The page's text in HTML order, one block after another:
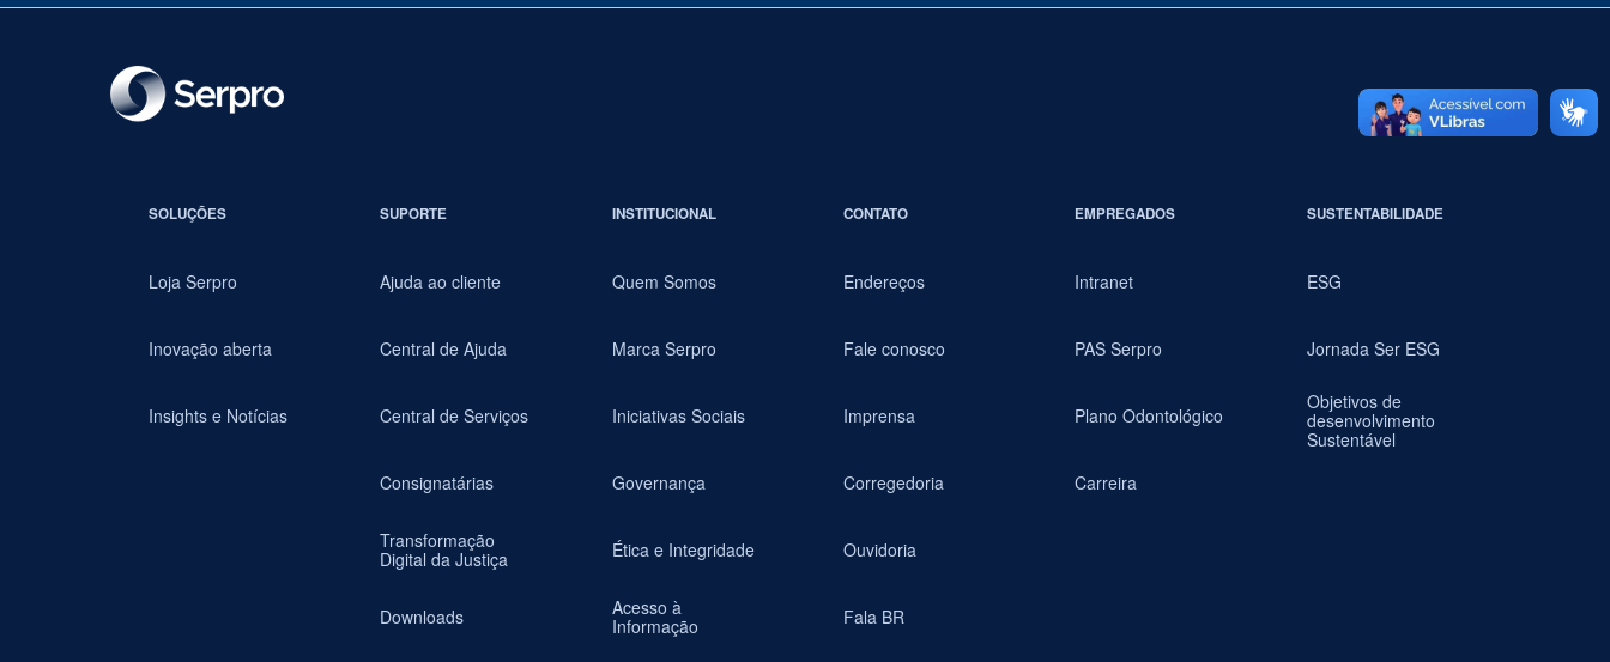
SOLUÇÕES
Loja Serpro
Inovação aberta
Insights e Notícias
SUPORTE
Ajuda ao cliente
Central de Ajuda
Central de Serviços
Consignatárias
Transformação
Digital da Justiça
Downloads
INSTITUCIONAL
Quem Somos
Marca Serpro
Iniciativas Sociais
Governança
Ética e Integridade
Acesso à
Informação
CONTATO
Endereços
Fale conosco
Imprensa
Corregedoria
Ouvidoria
Fala BR
EMPREGADOS
Intranet
PAS Serpro
Plano Odontológico
Carreira
SUSTENTABILIDADE
ESG
Jornada Ser ESG
Objetivos de
desenvolvimento
Sustentável